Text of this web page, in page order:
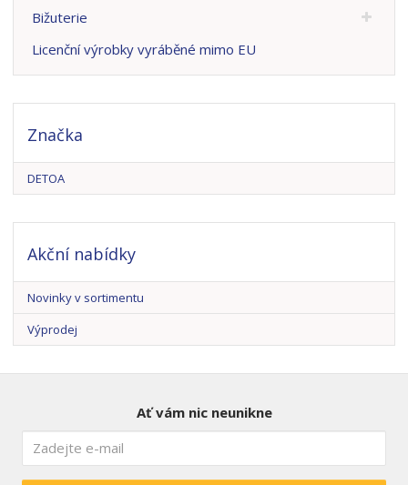
Bižuterie
Licenční výrobky vyráběné mimo EU
Značka
DETOA
Akční nabídky
Novinky v sortimentu
Výprodej
Ať vám nic neunikne